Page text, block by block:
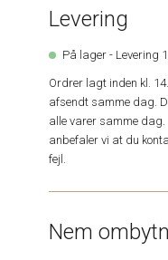
Levering
På lager - Levering
Ordrer lagt inden kl.
afsendt samme dag.
alle varer samme
anbefaler vi at du
fejl.
Nem